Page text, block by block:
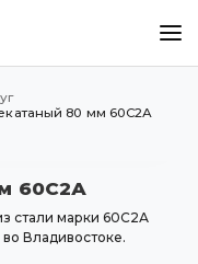
80 мм 60С2А
60С2А
стали марки 60С2А
Владивостоке.